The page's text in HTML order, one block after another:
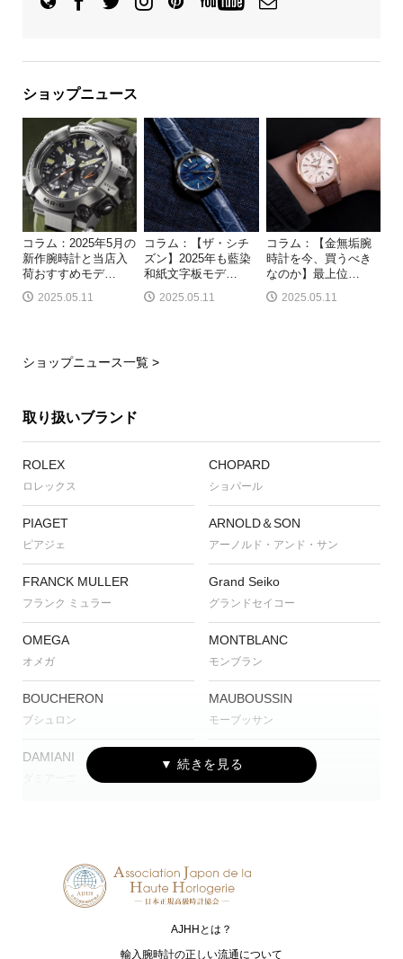
ショップニュース
コラム：2025年5月の
新作腕時計と当店入
荷おすすめモデ…
2025.05.11
コラム：【ザ・シチ
ズン】2025年も藍染
和紙文字板モデ…
2025.05.11
コラム：【金無垢腕
時計を今、買うべき
なのか】最上位…
2025.05.11
ショップニュース一覧 >
取り扱いブランド
ROLEX
ロレックス
CHOPARD
ショパール
PIAGET
ピアジェ
ARNOLD＆SON
アーノルド・アンド・サン
FRANCK MULLER
フランク ミュラー
Grand Seiko
グランドセイコー
OMEGA
オメガ
MONTBLANC
モンブラン
BOUCHERON
ブシュロン
MAUBOUSSIN
モーブッサン
DAMIANI CVSTOS
G-SHOCK
ジーショック
Baby-G
ベイビージー
CAMPANOLA
カンパノラ
AJHHとは？
輸入腕時計の正しい流通について